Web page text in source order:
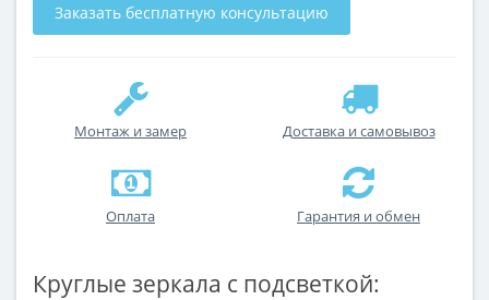
Заказать бесплатную консультацию
Монтаж и замер Доставка и самовывоз
Оплата Гарантия и обмен
Круглые зеркала с подсветкой: